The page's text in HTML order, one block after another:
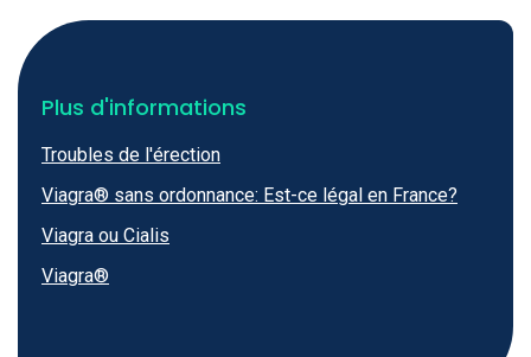
Plus d'informations
Troubles de l'érection
Viagra® sans ordonnance: Est-ce légal en France?
Viagra ou Cialis
Viagra®